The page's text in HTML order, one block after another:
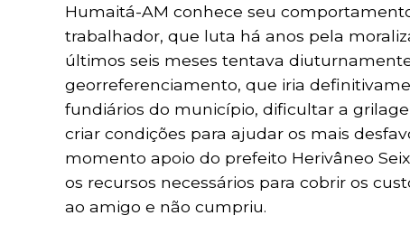
Humaitá-AM conhece seu
trabalhador, que luta há anos pela
últimos seis meses tentava
georreferenciamento, que iria
fundiários do município, dificultar a
criar condições para ajudar os mais
momento apoio do prefeito Herivâneo
os recursos necessários para cobrir os
ao amigo e não cumpriu.